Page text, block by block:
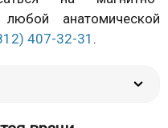
анатомической
407-32-31 .